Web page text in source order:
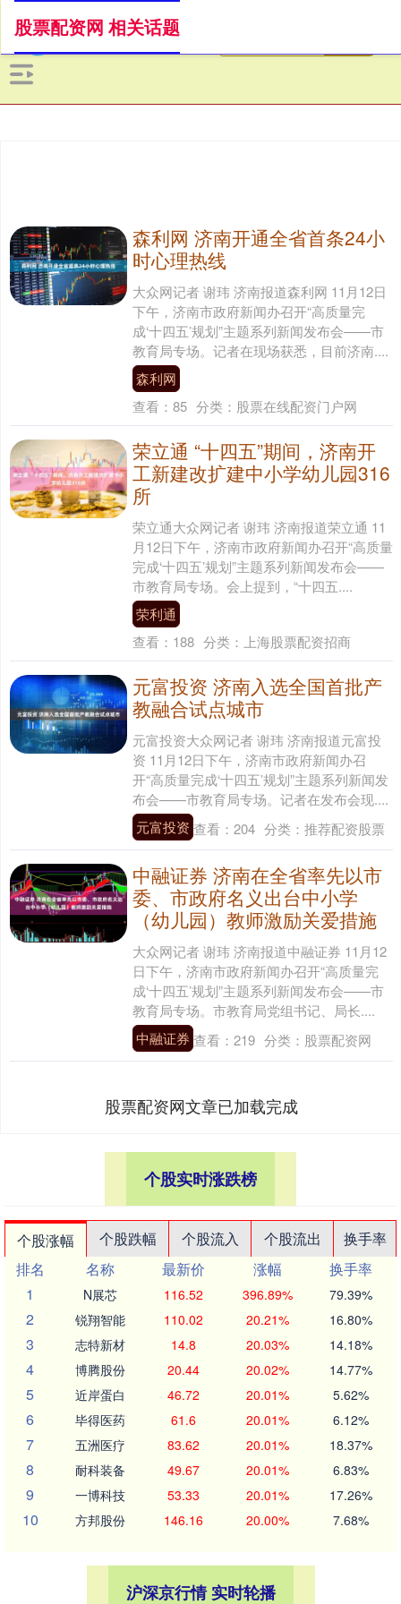
股票配资网 相关话题
森利网 济南开通全省首条24小
时心理热线
大众网记者 谢玮 济南报道森利网 11月12日
下午，济南市政府新闻办召开“高质量完
成‘十四五’规划”主题系列新闻发布会——市
教育局专场。记者在现场获悉，目前济南....
森利网
查看： 85 分类： 股票在线配资门户网
荣立通 “十四五”期间，济南开
工新建改扩建中小学幼儿园316
所
荣立通大众网记者 谢玮 济南报道荣立通 11
月12日下午，济南市政府新闻办召开“高质量
完成‘十四五’规划”主题系列新闻发布会——
市教育局专场。会上提到，“十四五....
荣利通
查看： 188 分类： 上海股票配资招商
元富投资 济南入选全国首批产
教融合试点城市
元富投资大众网记者 谢玮 济南报道元富投
资 11月12日下午，济南市政府新闻办召
开“高质量完成‘十四五’规划”主题系列新闻发
布会——市教育局专场。记者在发布会现....
元富投资 查看： 204 分类： 推荐配资股票
中融证券 济南在全省率先以市
委、市政府名义出台中小学
（幼儿园）教师激励关爱措施
大众网记者 谢玮 济南报道中融证券 11月12
日下午，济南市政府新闻办召开“高质量完
成‘十四五’规划”主题系列新闻发布会——市
教育局专场。市教育局党组书记、局长....
中融证券 查看： 219 分类： 股票配资网
股票配资网文章已加载完成
个股实时涨跌榜
个股涨幅 个股跌幅 个股流入 个股流出
换手率
排名
名称 最新价 涨幅
换手率
1
N展芯 116.52 396.89% 79.39%
2 锐翔智能 110.02 20.21% 16.80%
3 志特新材 14.8 20.03% 14.18%
4 博腾股份 20.44 20.02% 14.77%
5 近岸蛋白 46.72 20.01% 5.62%
6 毕得医药 61.6 20.01% 6.12%
7 五洲医疗 83.62 20.01% 18.37%
8 耐科装备 49.67 20.01% 6.83%
9 一博科技 53.33 20.01% 17.26%
10 方邦股份 146.16 20.00% 7.68%
沪深京行情 实时轮播